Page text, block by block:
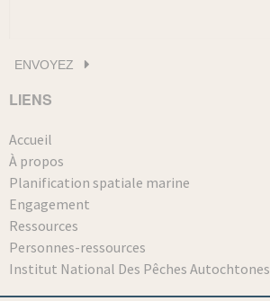
LIENS
Accueil
À propos
Planification spatiale marine
Engagement
Ressources
Personnes-ressources
Institut National Des Pêches Autochtones